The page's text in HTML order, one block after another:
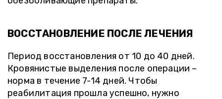
ВОССТАНОВЛЕНИЕ ПОСЛЕ ЛЕЧЕНИЯ
Период восстановления от 10 до 40 дней.
Кровянистые выделения после операции –
норма в течение 7-14 дней. Чтобы
реабилитация прошла успешно, нужно